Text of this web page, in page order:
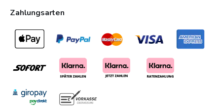
Zahlungsarten